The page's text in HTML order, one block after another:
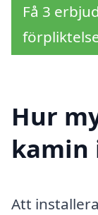
Få 3
Hur
kamin
Att